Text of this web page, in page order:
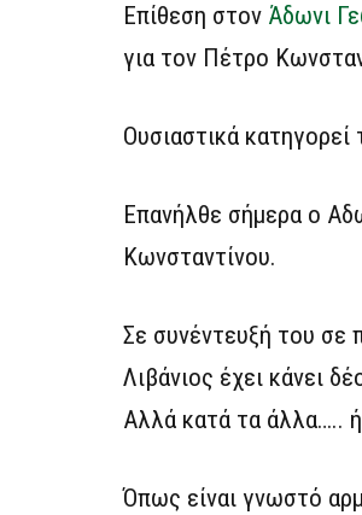
Επίθεση στον Άδωνι
για τον Πέτρο
Ουσιαστικά
Επανήλθε σήμερα ο
Κωνσταντίνου.
Σε συνέντευξή του σε
Λιβάνιος έχει κάνει
Αλλά κατά τα άλλα…..
Όπως είναι γνωστό